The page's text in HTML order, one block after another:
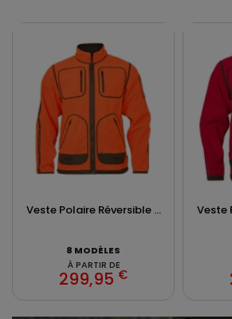
Veste Polaire Réversible ...
8 MODÈLES
À PARTIR DE
299,95 €
Veste